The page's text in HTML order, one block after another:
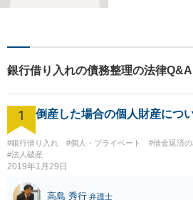
ポートいたします
銀行借り入れの債務整理の法律
1 倒産した場合の個人財産につ
#銀行借り入れ #個人・プライベート #借金返済
#法人破産
2019年1月29日
高島 秀行 弁護士